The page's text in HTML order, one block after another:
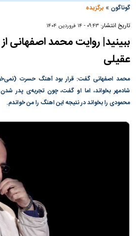
گوناگون »برگزیده
تاریخ انتشار: ۰۹:۴۳ - ۱۴ فروردين ۱۴۰۴
ببینید| روایت محمد اصفهانی
عقیلی
محمد اصفهانی گفت: قرار بود آهنگ حسرت
شادمهر بخواند، اما او گفت، چون تجربه‌ی پدر
محمودی را بخواند در نتیجه این اهنگ را من خواندم.